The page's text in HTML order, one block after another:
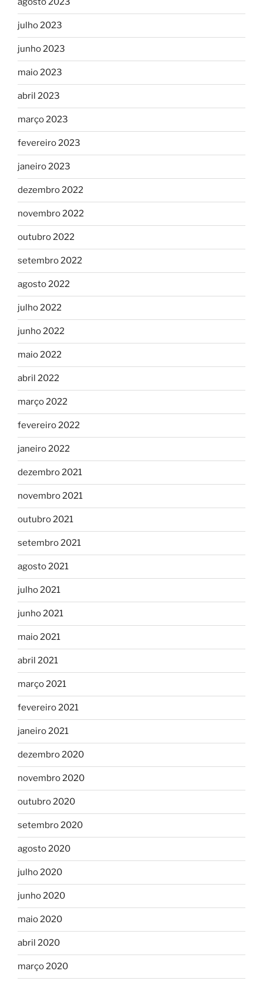
julho 2023
junho 2023
maio 2023
abril 2023
março 2023
fevereiro 2023
janeiro 2023
dezembro 2022
novembro 2022
outubro 2022
setembro 2022
agosto 2022
julho 2022
junho 2022
maio 2022
abril 2022
março 2022
fevereiro 2022
janeiro 2022
dezembro 2021
novembro 2021
outubro 2021
setembro 2021
agosto 2021
julho 2021
junho 2021
maio 2021
abril 2021
março 2021
fevereiro 2021
janeiro 2021
dezembro 2020
novembro 2020
outubro 2020
setembro 2020
agosto 2020
julho 2020
junho 2020
maio 2020
abril 2020
março 2020